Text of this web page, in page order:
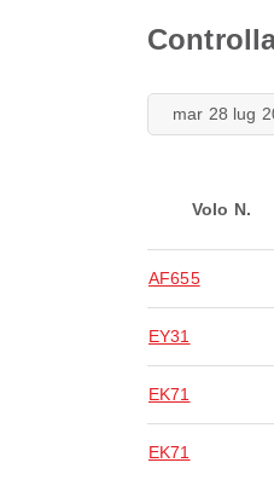
mar 28 lug
Volo N.
AF655
EY31
EK71
EK71